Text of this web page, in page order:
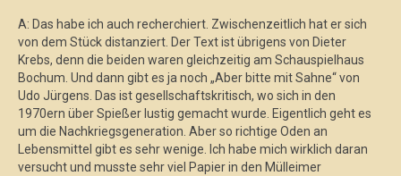
A: Das habe ich auch recherchiert. Zwischenzeitlich hat er sich
von dem Stück distanziert. Der Text ist übrigens von Dieter
Krebs, denn die beiden waren gleichzeitig am Schauspielhaus
Bochum. Und dann gibt es ja noch „Aber bitte mit Sahne“ von
Udo Jürgens. Das ist gesellschaftskritisch, wo sich in den
1970ern über Spießer lustig gemacht wurde. Eigentlich geht es
um die Nachkriegsgeneration. Aber so richtige Oden an
Lebensmittel gibt es sehr wenige. Ich habe mich wirklich daran
versucht und musste sehr viel Papier in den Mülleimer